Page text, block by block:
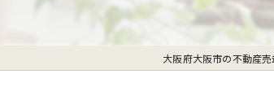
大阪府大阪市の不動産